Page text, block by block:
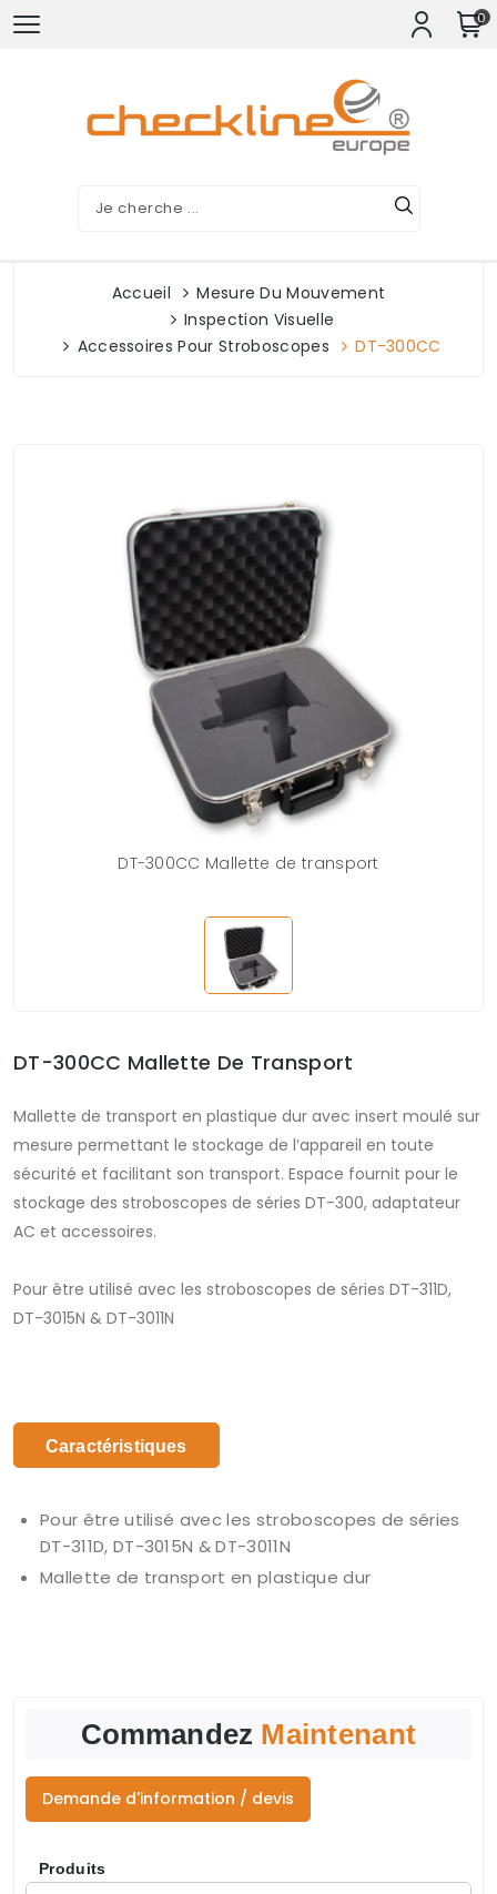
0
Accueil
Mesure Du Mouvement
Inspection Visuelle
Accessoires Pour Stroboscopes
DT-300CC
DT-300CC Mallette de transport
DT-300CC Mallette De Transport
Mallette de transport en plastique dur avec insert moulé sur
mesure permettant le stockage de l’appareil en toute
sécurité et facilitant son transport. Espace fournit pour le
stockage des stroboscopes de séries DT-300, adaptateur
AC et accessoires.
Pour être utilisé avec les stroboscopes de séries DT-311D,
DT-3015N & DT-3011N
Caractéristiques
Pour être utilisé avec les stroboscopes de séries
DT-311D, DT-3015N & DT-3011N
Mallette de transport en plastique dur
Commandez Maintenant
Demande d'information / devis
Produits